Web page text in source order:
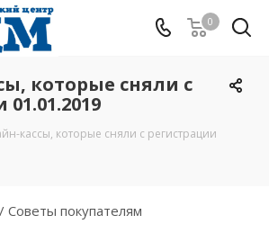
0
которые сняли с
кассы, которые сняли с регистрации
Советы покупателям